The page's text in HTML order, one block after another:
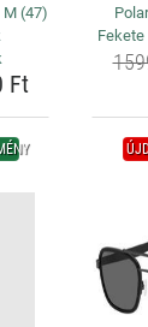
(47)
Ft